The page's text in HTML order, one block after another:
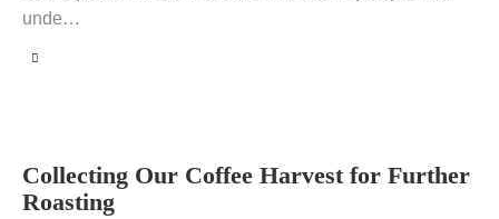
unde…
Collecting Our Coffee Harvest for Further
Roasting